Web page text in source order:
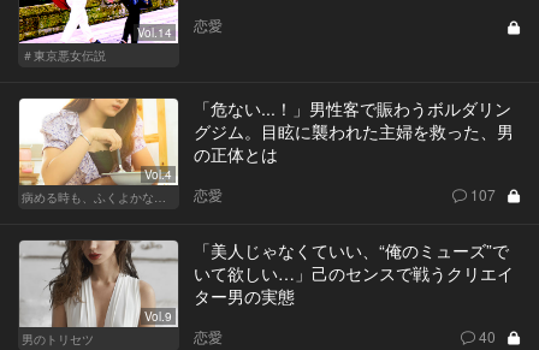
Vol.14
＃東京悪女伝説
恋愛
Vol.4
病める時も、ふくよかなる時も
「危ない...！」男性客で賑わうボルダリン
グジム。目眩に襲われた主婦を救った、男
の正体とは
恋愛 107
Vol.9
男のトリセツ
「美人じゃなくていい、“俺のミューズ”で
いて欲しい…」己のセンスで戦うクリエイ
ター男の実態
恋愛 40